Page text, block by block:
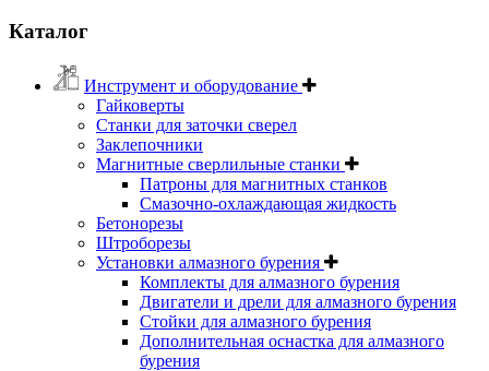
Каталог
Инструмент и оборудование
Гайковерты
Станки для заточки сверел
Заклепочники
Магнитные сверлильные станки
Патроны для магнитных станков
Смазочно-охлаждающая жидкость
Бетонорезы
Штроборезы
Установки алмазного бурения
Комплекты для алмазного бурения
Двигатели и дрели для алмазного бурения
Стойки для алмазного бурения
Дополнительная оснастка для алмазного
бурения